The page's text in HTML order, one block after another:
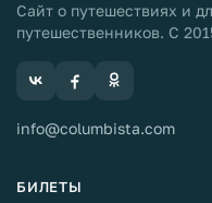
Сайт о путешествиях и
путешественников. С
info@columbista.com
БИЛЕТЫ